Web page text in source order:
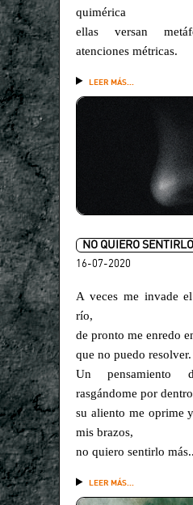
quimérica
ellas versan
atenciones métricas.
LEER MÁS...
NO QUIERO
16-07-2020
A veces me invade
río,
de pronto me enredo
que no puedo resolver.
Un pensamiento
rasgándome por dentro
su aliento me oprime
mis brazos,
no quiero sentirlo
LEER MÁS...